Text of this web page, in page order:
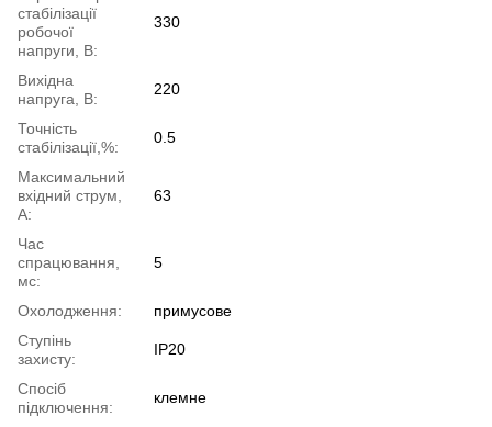
стабілізації
робочої
напруги, В:
330
Вихідна
напруга, В:
220
Точність
стабілізації,%:
0.5
Максимальний
вхідний струм,
А:
63
Час
спрацювання,
мс:
5
Охолодження:
примусове
Ступінь
захисту:
IP20
Спосіб
підключення:
клемне